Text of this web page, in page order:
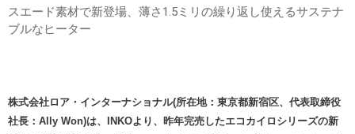
スエード素材で新登場、薄さ1.5ミリの繰り返し使えるサステナ
ブルなヒーター
株式会社ロア・インターナショナル(所在地：東京都新宿区、代表取締役
社長：Ally Won)は、INKOより、昨年完売したエコカイロシリーズの新